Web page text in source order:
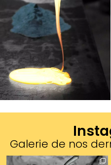
Galerie de nos